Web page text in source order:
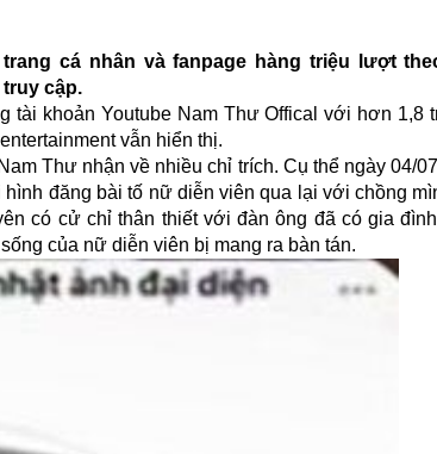
cá nhân và fanpage hàng triệu lượt
cập.
tài khoản Youtube Nam Thư Offical với hơn 1,8
vẫn hiển thị.
Thư nhận về nhiều chỉ trích. Cụ thể ngày 04/
đăng bài tố nữ diễn viên qua lại với chồng
có cử chỉ thân thiết với đàn ông đã có gia
của nữ diễn viên bị mang ra bàn tán.